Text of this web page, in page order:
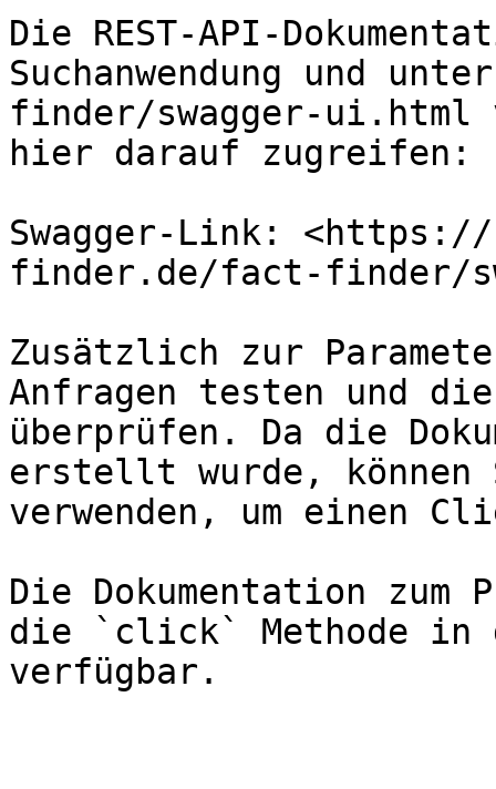
Die REST-API-
Suchanwendung und
finder/swagger-ui.html
hier darauf zugreifen:
Swagger-Link:
finder.de/fact-finder/
Zusätzlich zur
Anfragen testen und
überprüfen. Da die
erstellt wurde, können
verwenden, um einen
Die Dokumentation
die `click` Methode in
verfügbar.